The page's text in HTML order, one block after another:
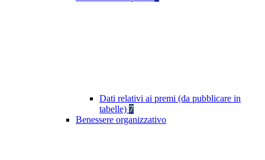
Dati relativi ai premi (da pubblicare in
tabelle) 7
Benessere organizzativo